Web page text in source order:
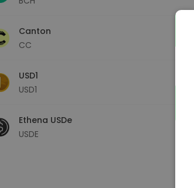
Canton
CC
USD1
USD1
Ethena USDe
USDE